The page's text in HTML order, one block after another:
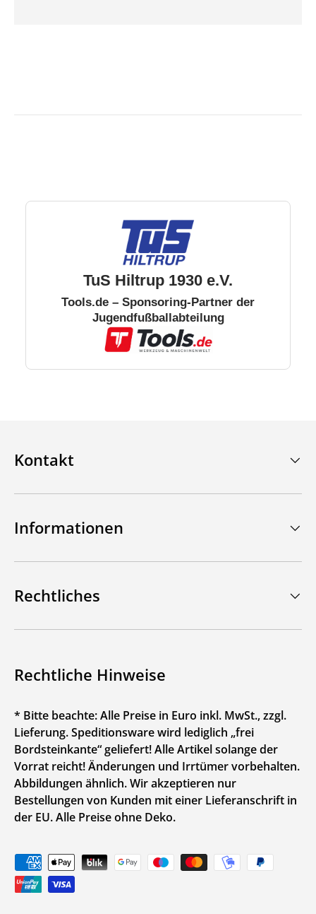
TuS Hiltrup 1930 e.V.
Tools.de – Sponsoring-Partner der
Jugendfußballabteilung
Kontakt
Informationen
Rechtliches
Rechtliche Hinweise
* Bitte beachte: Alle Preise in Euro inkl. MwSt., zzgl.
Lieferung. Speditionsware wird lediglich „frei
Bordsteinkante“ geliefert! Alle Artikel solange der
Vorrat reicht! Änderungen und Irrtümer vorbehalten.
Abbildungen ähnlich. Wir akzeptieren nur
Bestellungen von Kunden mit einer Lieferanschrift in
der EU. Alle Preise ohne Deko.
Zahlungsmethoden